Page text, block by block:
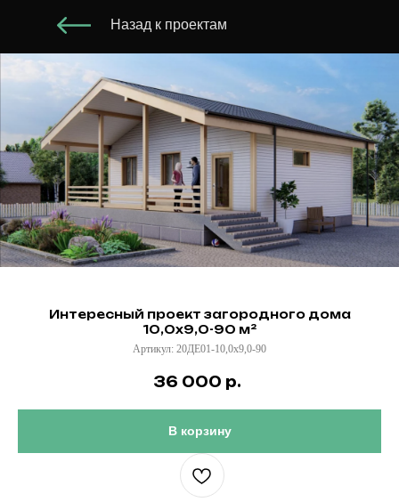
Назад к проектам
Интересный проект загородного дома
10,0х9,0-90 м²
Артикул: 20ДЕ01-10,0х9,0-90
36 000 р.
В корзину